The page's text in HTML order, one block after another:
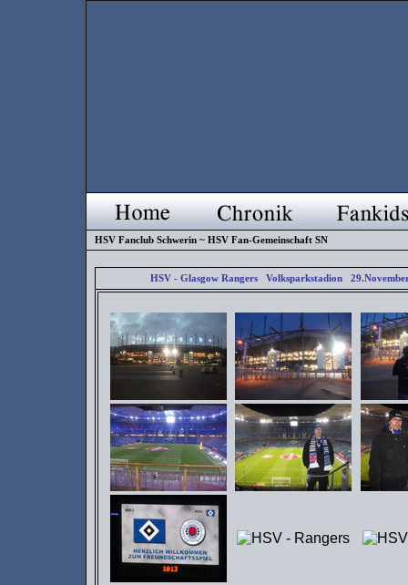
HSV Fanclub Schwerin ~ HSV Fan-Gemeinschaft SN
HSV - Glasgow Rangers Volksparkstadion